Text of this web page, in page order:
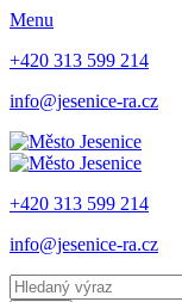
Menu
+420 313 599 214
info@jesenice-ra.cz
+420 313 599 214
info@jesenice-ra.cz